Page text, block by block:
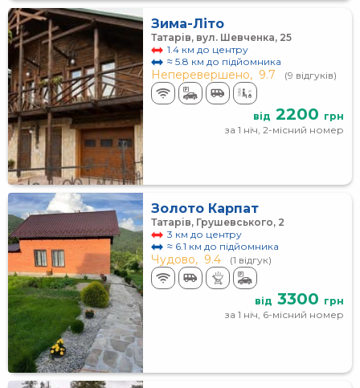
Зима-Літо
Татарів, вул. Шевченка, 25
1.4 км до центру
≈ 5.8 км до підйомника
Неперевершено, 9.7 (9 відгуків)
від 2200 грн
за 1 ніч, 2-місний номер
Золото Карпат
Татарів, Грушевського, 2
3 км до центру
≈ 6.1 км до підйомника
Чудово, 9.4 (1 відгук)
від 3300 грн
за 1 ніч, 6-місний номер